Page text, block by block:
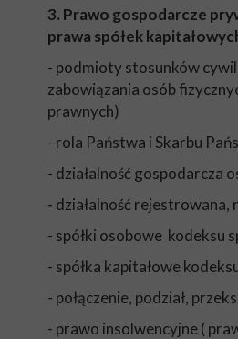
3. Prawo gospodarcze
prawa spółek
- podmioty stosunków
zabowiązania osób
prawnych)
- rola Państwa i Skarbu
- działalność gospodarcza
- działalność
- spółki osobowe kodeksu
- spółka kapitałowe
- połączenie, podział,
- prawo insolwencyjne (